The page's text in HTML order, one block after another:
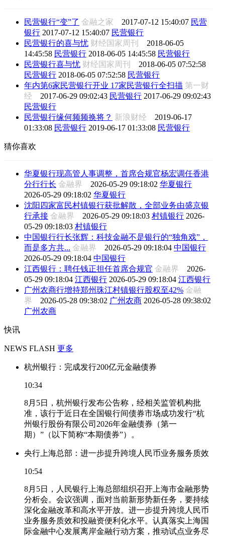
民营银行“变”了 金融之家 2017-07-12 15:40:07 民营
银行 2017-07-12 15:40:07 民营银行
民营银行的喜与忧 财经国家周刊 2018-06-05
14:45:58 民营银行 2018-06-05 14:45:58 民营银行
民营银行喜与忧 财经国家周刊 2018-06-05 07:52:58
民营银行 2018-06-05 07:52:58 民营银行
年内第6家民营银行开业 17家民营银行全扫描 第一财
经 2017-06-29 09:02:43 民营银行 2017-06-29 09:02:43
民营银行
民营银行缘何频频换将？ 新浪财经 2019-06-17
01:33:08 民营银行 2019-06-17 01:33:08 民营银行
猜你喜欢
华夏银行现高管人事调整，首席合规官杨宏调任香港
分行行长 金融界 2026-05-29 09:18:02 华夏银行
2026-05-29 09:18:02 华夏银行
沈阳四家富民村镇银行获批解散，全部业务由盛京银
行承接 金融界 2026-05-29 09:18:03 村镇银行 2026-
05-29 09:18:03 村镇银行
中国银行行长张辉：科技金融不是银行的“独角戏”，
而是多方共... 金融界 2026-05-29 09:18:04 中国银行
2026-05-29 09:18:04 中国银行
江西银行：聘任钱正担任首席合规官 金融界 2026-
05-29 09:18:04 江西银行 2026-05-29 09:18:04 江西银行
广州农商行增持郑州珠江村镇银行股权至42% 金融
界 2026-05-28 09:38:02 广州农商 2026-05-28 09:38:02
广州农商
快讯
NEWS FLASH 更多
杭州银行：完成发行200亿元金融债券
10:34
8月5日，杭州银行发布公告称，经相关监管机构批
准，该行于近日在全国银行间债券市场成功发行“杭
州银行股份有限公司2026年金融债券（第一
期）”（以下简称“本期债券”）。
央行上海总部：进一步提升跨境人民币业务服务质效
10:54
8月5日，人民银行上海总部组织召开上海市金融形势
分析会。会议强调，面对当前新形势新任务，要持续
深化金融改革和高水平开放。进一步提升跨境人民币
业务服务质效和投融资便利化水平。认真落实上海国
际金融中心发展离岸金融行动方案，推动试点业务尽